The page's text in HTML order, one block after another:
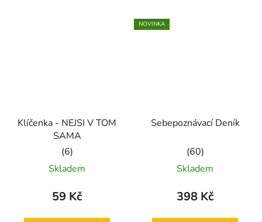
Klíčenka - NEJSI V TOM
SAMA
Průměrné
hodnocení
produktu
Skladem
59 Kč
NOVINKA
Sebepoznávací Deník
Průměrné
hodnocení
produktu
Skladem
398 Kč